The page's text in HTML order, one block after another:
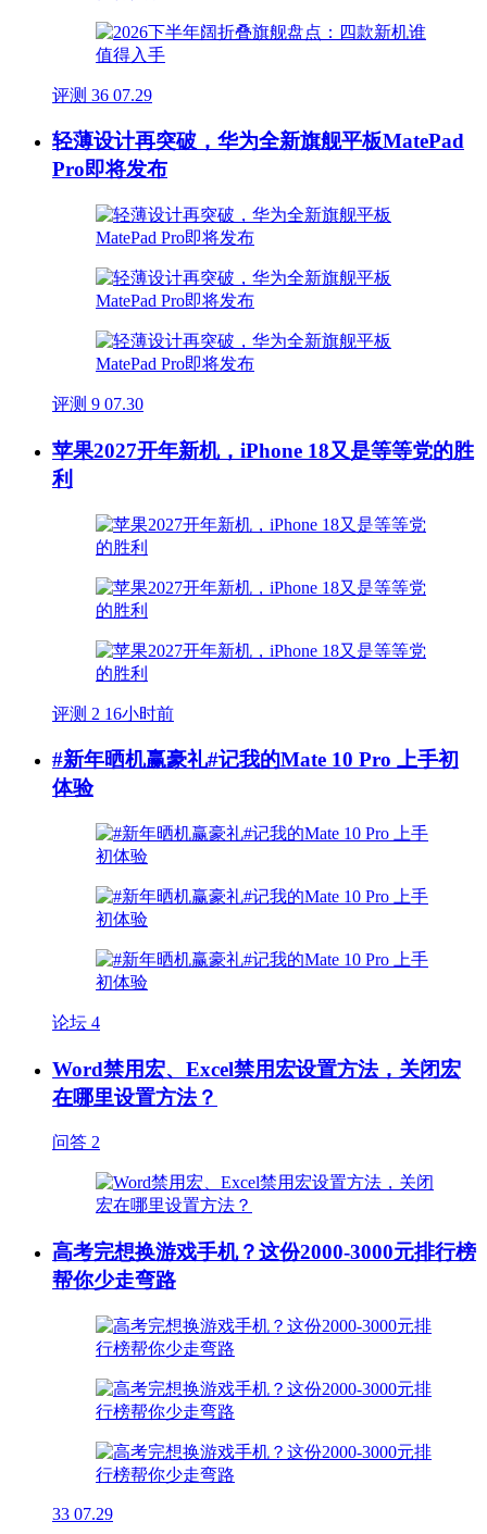
评测 36 07.29
轻薄设计再突破，华为全新旗舰平板MatePad
Pro即将发布
评测 9 07.30
苹果2027开年新机，iPhone 18又是等等党的胜
利
评测 2 16小时前
#新年晒机赢豪礼#记我的Mate 10 Pro 上手初
体验
论坛 4
Word禁用宏、Excel禁用宏设置方法，关闭宏
在哪里设置方法？
问答 2
高考完想换游戏手机？这份2000-3000元排行榜
帮你少走弯路
33 07.29